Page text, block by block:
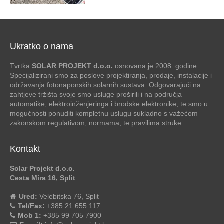
Ukratko o nama
Tvrtka SOLAR PROJEKT d.o.o. osnovana je 2008. godine.
Specijalizirani smo za poslove projektiranja, prodaje, instalacije i
održavanja fotonaponskih solarnih sustava. Odgovarajući na
zahtjeve tržišta svoje smo usluge proširili i na područja
automatike, elektroinženjeringa i brodske elektronike, te smo u
mogućnosti ponuditi kompletnu uslugu sukladno s važećom
zakonskom regulativom, normama, te pravilima struke.
Kontakt
Solar Projekt d.o.o.
Cesta Mira 16, Split
Ured: Velebitska 76, Split
Tel/Fax: +385 21 655 117
Mob 1: +385 99 705 7900